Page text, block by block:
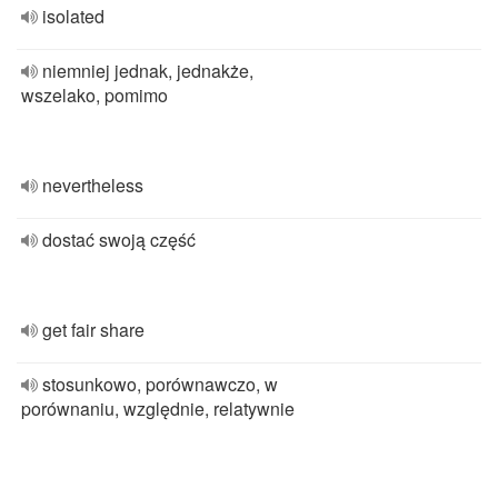
isolated
niemniej jednak, jednakże,
wszelako, pomimo
nevertheless
dostać swoją część
get fair share
stosunkowo, porównawczo, w
porównaniu, względnie, relatywnie